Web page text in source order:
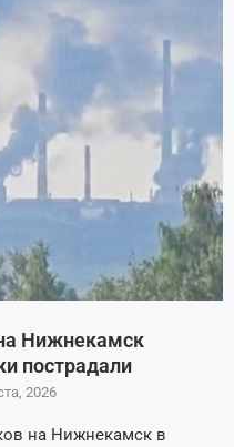
Нижнекамск
пострадали
2026
на Нижнекамск в